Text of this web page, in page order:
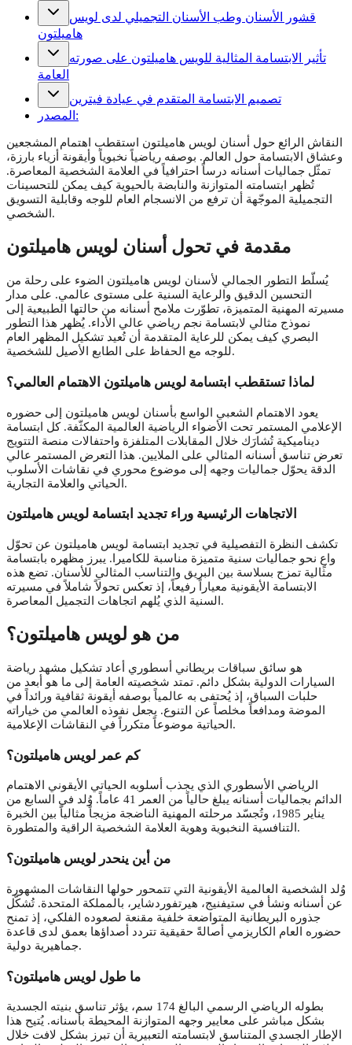
قشور الأسنان وطب الأسنان التجميلي لدى لويس
هاميلتون
تأثير الابتسامة المثالية للويس هاميلتون على صورته
العامة
تصميم الابتسامة المتقدم في عيادة فيترين
المصدر:
النقاش الرائع حول أسنان لويس هاميلتون استقطب اهتمام المشجعين
وعشاق الابتسامة حول العالم. بوصفه رياضياً نخبوياً وأيقونة أزياء بارزة،
تمثّل جماليات أسنانه درساً احترافياً في العلامة الشخصية المعاصرة.
تُظهر ابتسامته المتوازنة والنابضة بالحيوية كيف يمكن للتحسينات
التجميلية الموجّهة أن ترفع من الانسجام العام للوجه وقابلية التسويق
الشخصي.
مقدمة في تحول أسنان لويس هاميلتون
يُسلّط التطور الجمالي لأسنان لويس هاميلتون الضوء على رحلة من
التحسين الدقيق والرعاية السنية على مستوى عالمي. على مدار
مسيرته المهنية المتميزة، تطوّرت ملامح أسنانه من حالتها الطبيعية إلى
نموذج مثالي لابتسامة نجم رياضي عالي الأداء. يُظهر هذا التطور
البصري كيف يمكن للرعاية المتقدمة أن تُعيد تشكيل المظهر العام
للوجه مع الحفاظ على الطابع الأصيل للشخصية.
لماذا تستقطب ابتسامة لويس هاميلتون الاهتمام العالمي؟
يعود الاهتمام الشعبي الواسع بأسنان لويس هاميلتون إلى حضوره
الإعلامي المستمر تحت الأضواء الرياضية العالمية المكثّفة. كل ابتسامة
ديناميكية تُشارَك خلال المقابلات المتلفزة واحتفالات منصة التتويج
تعرض تناسق أسنانه المثالي على الملايين. هذا التعرض المستمر عالي
الدقة يحوّل جماليات وجهه إلى موضوع محوري في نقاشات الأسلوب
الحياتي والعلامة التجارية.
الاتجاهات الرئيسية وراء تجديد ابتسامة لويس هاميلتون
تكشف النظرة التفصيلية في تجديد ابتسامة لويس هاميلتون عن تحوّل
واعٍ نحو جماليات سنية متميزة مناسبة للكاميرا. يبرز مظهره بابتسامة
مثالية تمزج بسلاسة بين البريق والتناسب المثالي للأسنان. تضع هذه
الابتسامة الأيقونية معياراً رفيعاً، إذ تعكس تحولاً شاملاً في مسيرته
السنية الذي يُلهم اتجاهات التجميل المعاصرة.
من هو لويس هاميلتون؟
هو سائق سباقات بريطاني أسطوري أعاد تشكيل مشهد رياضة
السيارات الدولية بشكل دائم. تمتد شخصيته العامة إلى ما هو أبعد من
حلبات السباق، إذ يُحتفى به عالمياً بوصفه أيقونة ثقافية ورائداً في
الموضة ومدافعاً مخلصاً عن التنوع. يجعل نفوذه العالمي من خياراته
الحياتية موضوعاً متكرراً في النقاشات الإعلامية.
كم عمر لويس هاميلتون؟
الرياضي الأسطوري الذي يجذب أسلوبه الحياتي الأيقوني الاهتمام
الدائم بجماليات أسنانه يبلغ حالياً من العمر 41 عاماً. وُلد في السابع من
يناير 1985، وتُجسّد مرحلته المهنية الناضجة مزيجاً مثالياً بين الخبرة
التنافسية النخبوية وهوية العلامة الشخصية الراقية والمتطورة.
من أين ينحدر لويس هاميلتون؟
وُلد الشخصية العالمية الأيقونية التي تتمحور حولها النقاشات المشهورة
عن أسنانه ونشأ في ستيفنيج، هيرتفوردشاير، بالمملكة المتحدة. تُشكّل
جذوره البريطانية المتواضعة خلفية مقنعة لصعوده الفلكي، إذ تمنح
حضوره العام الكاريزمي أصالةً حقيقية تتردد أصداؤها بعمق لدى قاعدة
جماهيرية دولية.
ما طول لويس هاميلتون؟
بطوله الرياضي الرسمي البالغ 174 سم، يؤثر تناسق بنيته الجسدية
بشكل مباشر على معايير وجهه المتوازنة المحيطة بأسنانه. يُتيح هذا
الإطار الجسدي المتناسق لابتسامته التعبيرية أن تبرز بشكل لافت خلال